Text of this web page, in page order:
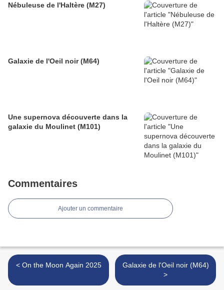
Nébuleuse de l'Haltère (M27)
Galaxie de l'Oeil noir (M64)
Une supernova découverte dans la
galaxie du Moulinet (M101)
Commentaires
Ajouter un commentaire
< On the Moon Again 2025
Galaxie de l'Oeil noir (M64)
>